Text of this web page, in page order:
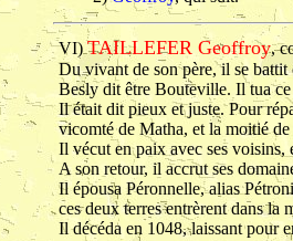
VI) TAILLEFER Geoffroy,
Du vivant de son père, il se battit
Besly dit être Bouteville. Il tua ce
Il était dit pieux et juste. Pour
vicomté de Matha, et la moitié de
Il vécut en paix avec ses voisins,
A son retour, il accrut ses
Il épousa Péronnelle, alias
ces deux terres entrèrent dans la
Il décéda en 1048, laissant pour